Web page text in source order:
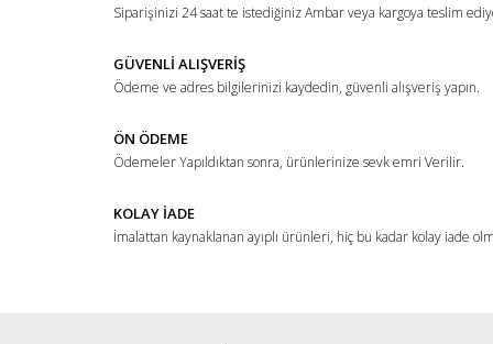
Siparişinizi 24 saat te istediğiniz Ambar veya kargoya teslim
GÜVENLİ ALIŞVERİŞ
Ödeme ve adres bilgilerinizi kaydedin, güvenli alışveriş yapın.
ÖN ÖDEME
Ödemeler Yapıldıktan sonra, ürünlerinize sevk emri Verilir.
KOLAY İADE
İmalattan kaynaklanan ayıplı ürünleri, hiç bu kadar kolay iade